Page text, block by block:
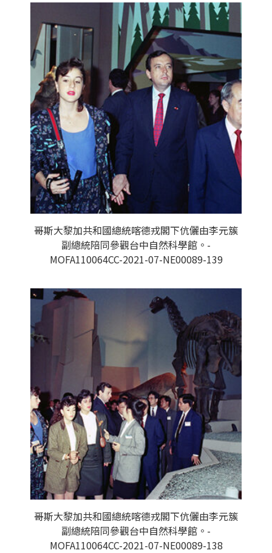
哥斯大黎加共和國總統喀德戎閣下伉儷由李元簇
副總統陪同參觀台中自然科學館。-
MOFA110064CC-2021-07-NE00089-139
哥斯大黎加共和國總統喀德戎閣下伉儷由李元簇
副總統陪同參觀台中自然科學館。-
MOFA110064CC-2021-07-NE00089-138